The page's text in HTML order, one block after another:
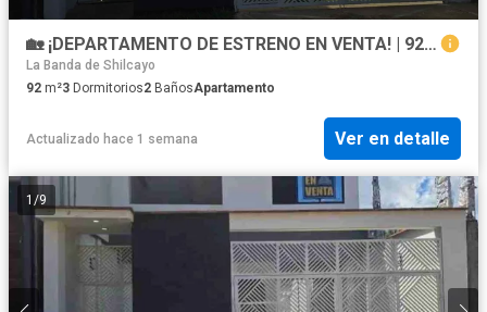
🏡 ¡DEPARTAMENTO DE ESTRENO EN VENTA! | 92 m² | 3 Dormitorios | S/270,000 | Tarapoto
La Banda de Shilcayo
92 m²3 Dormitorios2 BañosApartamento
Actualizado hace 1 semana Ver en detalle
1 /9